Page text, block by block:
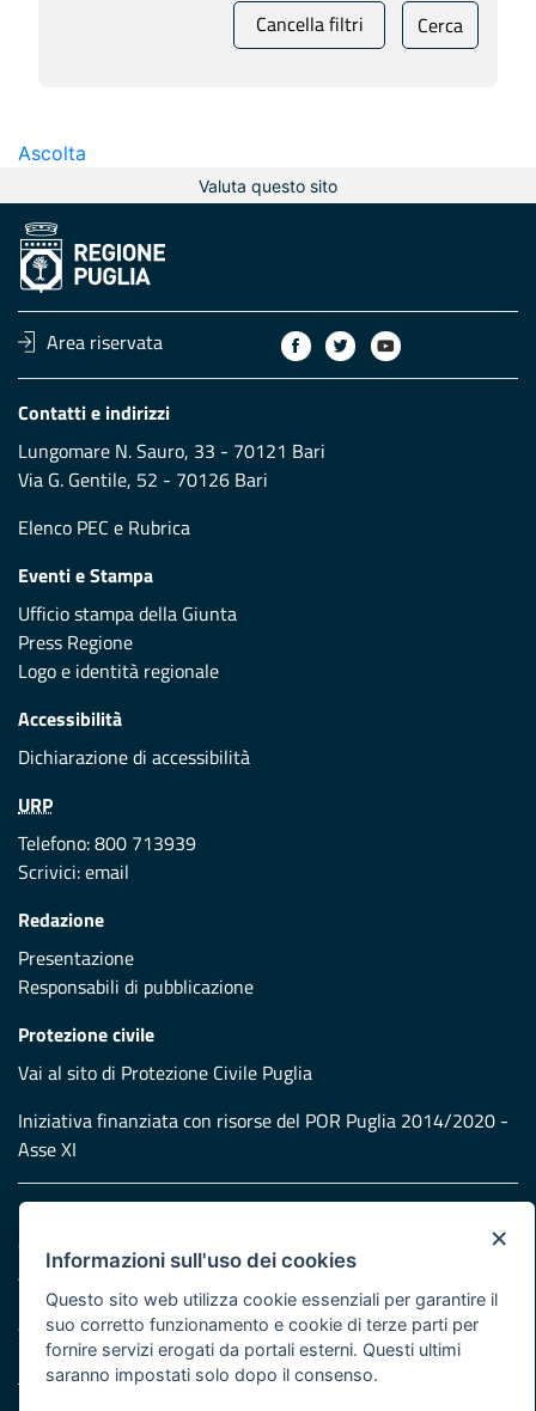
Cancella filtri Cerca
Ascolta
Valuta questo sito
Area riservata
Contatti e indirizzi
Lungomare N. Sauro, 33 - 70121 Bari
Via G. Gentile, 52 - 70126 Bari
Elenco PEC e Rubrica
Eventi e Stampa
Ufficio stampa della Giunta
Press Regione
Logo e identità regionale
Accessibilità
Dichiarazione di accessibilità
URP
Telefono: 800 713939
Scrivici:email
Redazione
Presentazione
Responsabili di pubblicazione
Protezione civile
Vai al sito di Protezione Civile Puglia
Iniziativa finanziata con risorse del POR Puglia 2014/2020 -
Asse XI
Note legali
Cookie e privacy
Atti di notifica
Feed RSS
Servizi Intranet
×
Informazioni sull'uso dei cookies
Questo sito web utilizza cookie essenziali per garantire il
suo corretto funzionamento e cookie di terze parti per
fornire servizi erogati da portali esterni. Questi ultimi
saranno impostati solo dopo il consenso.